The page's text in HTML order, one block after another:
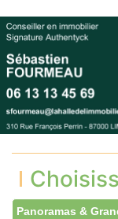
Panoramas &